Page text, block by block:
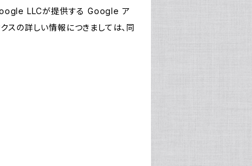
Google LLCが提供する Google ア
スの詳しい情報につきましては、同